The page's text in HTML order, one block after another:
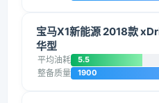
宝马X1新能源 2018款
华型
平均油耗 5.5
整备质量 1900